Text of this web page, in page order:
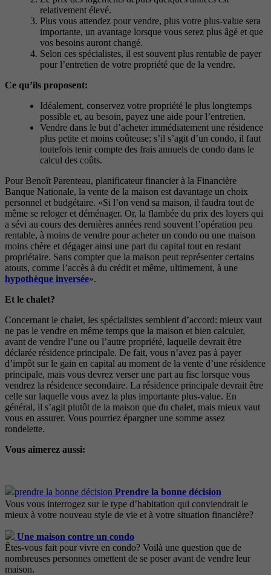
relativement élevé.
Plus vous attendez pour vendre, plus votre plus-value sera
importante, un avantage lorsque vous serez plus âgé et que
vos besoins auront changé.
Selon ces spécialistes, il est souvent plus rentable de payer
pour l’entretien de votre propriété que de la vendre.
Ce qu’ils proposent:
Idéalement, conservez votre propriété le plus longtemps
possible et, au besoin, payez une aide pour l’entretien.
Vendre dans le but d’acheter immédiatement une résidence
plus petite et moins coûteuse; s’il s’agit d’un condo, il faut
toutefois tenir compte des frais annuels de condo dans le
calcul des coûts.
Pour Benoît Parenteau, planificateur financier à la Financière
Banque Nationale, la vente de la maison est davantage un choix
personnel et budgétaire. «Si l’on vend sa maison, il faudra tout de
même se reloger et déménager. Or, la flambée du prix des loyers qui
a sévi au cours des dernières années rend souvent l’opération peu
rentable, à moins de vendre pour acheter un condo ou une maison
moins chère et dégager ainsi une part du capital tout en restant
propriétaire. Sans compter que la maison peut représenter certains
atouts, comme l’accès à du crédit et même, ultimement, à une
hypothèque inversée».
Et le chalet?
Concernant le chalet, les spécialistes semblent d’accord: mieux vaut
ne pas le vendre en même temps que la maison et bien calculer,
avant de vendre l’une ou l’autre propriété, laquelle devrait être
déclarée résidence principale. De fait, vous n’avez pas à payer
d’impôt sur le gain en capital au moment de la vente d’une résidence
principale, mais vous devrez verser une part au fisc lorsque vous
vendrez la résidence secondaire. La résidence principale devrait être
celle sur laquelle vous avez la plus importante plus-value. En
général, il s’agit plutôt de la maison que du chalet, mais mieux vaut
vous en assurer. Vous pourriez épargner une somme assez
rondelette.
Vous aimerez aussi:
Prendre la bonne décision
Vous vous interrogez sur le type d’habitation qui conviendrait le
mieux à votre nouveau style de vie et à votre situation financière?
Une maison contre un condo
Êtes-vous fait pour vivre en condo? Voilà une question que de
nombreuses personnes omettent de se poser avant de vendre leur
maison.